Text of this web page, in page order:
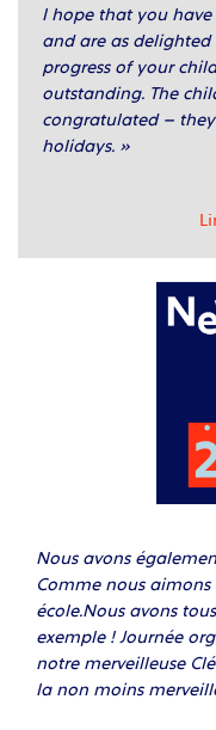
I hope that you
and are as
progress of your
outstanding. The
congratulated –
holidays. »
Nous avons
Comme nous
école.Nous avons
exemple ! Journée
notre merveilleuse
la non moins